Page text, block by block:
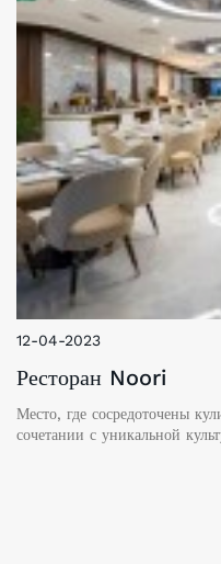
12-04-2023
Ресторан Noori
Место, где сосредоточены
сочетании с уникальной